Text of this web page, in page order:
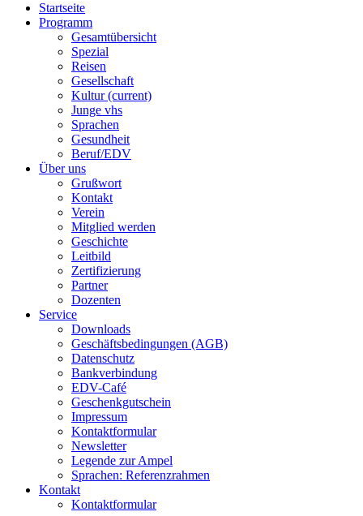
Startseite
Programm
Gesamtübersicht
Spezial
Reisen
Gesellschaft
Kultur(current)
Junge vhs
Sprachen
Gesundheit
Beruf/EDV
Über uns
Grußwort
Kontakt
Verein
Mitglied werden
Geschichte
Leitbild
Zertifizierung
Partner
Dozenten
Service
Downloads
Geschäftsbedingungen (AGB)
Datenschutz
Bankverbindung
EDV-Café
Geschenkgutschein
Impressum
Kontaktformular
Newsletter
Legende zur Ampel
Sprachen: Referenzrahmen
Kontakt
Kontaktformular